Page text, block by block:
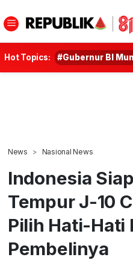
Hot Topics: #Gubernur BI
News Nasional News
Indonesia
Tempur J-10
Pilih Hati-Hati
Pembelinya